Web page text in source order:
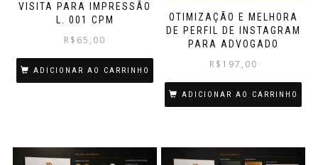
VISITA PARA IMPRESSÃO
L. 001 CPM
R$ 65,00
ADICIONAR AO CARRINHO
OTIMIZAÇÃO E MELHORA
DE PERFIL DE INSTAGRAM
PARA ADVOGADO
R$ 197,00
ADICIONAR AO CARRINHO